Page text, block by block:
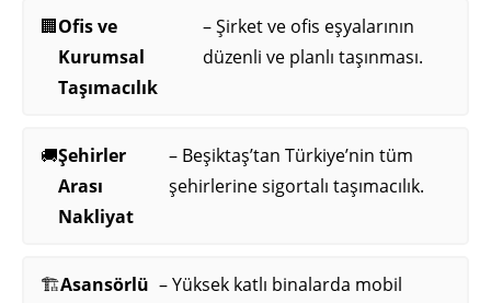
🏢Ofis ve
Kurumsal
Taşımacılık
– Şirket ve ofis eşyalarının
düzenli ve planlı taşınması.
🚚Şehirler
Arası
Nakliyat
– Beşiktaş’tan Türkiye’nin tüm
şehirlerine sigortalı taşımacılık.
🏗️Asansörlü – Yüksek katlı binalarda mobil